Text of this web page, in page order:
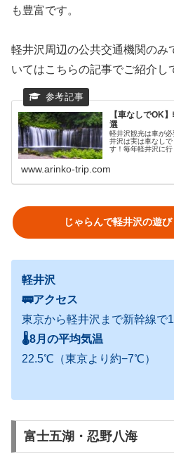
も豊富です。
軽井沢周辺の公共交通機関のみ
いてはこちらの記事でご紹介し
【車なしでOK
選
軽井沢観光は車が
井沢は実は車なし
す！毎年軽井沢に行
www.arinko-trip.com
じゃらんで軽井沢の遊
軽井沢
🚃アクセス
東京から軽井沢まで新幹線で
🌡8月の平均気温
22.5℃（東京より約−7℃）
富士五湖・忍野八海